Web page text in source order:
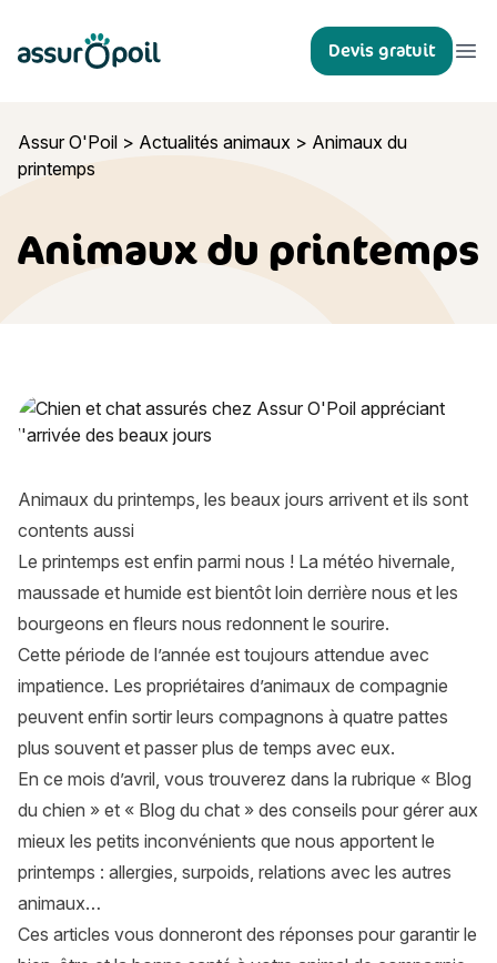
Assur O'Poil Devis gratuit
Assur O'Poil > Actualités animaux > Animaux du
printemps
Animaux du printemps
Animaux du printemps
Animaux du printemps, les beaux jours arrivent et ils sont
contents aussi
Le printemps est enfin parmi nous ! La météo hivernale,
maussade et humide est bientôt loin derrière nous et les
bourgeons en fleurs nous redonnent le sourire.
Cette période de l’année est toujours attendue avec
impatience. Les propriétaires d’animaux de compagnie
peuvent enfin sortir leurs compagnons à quatre pattes
plus souvent et passer plus de temps avec eux.
En ce mois d’avril, vous trouverez dans la rubrique « Blog
du chien » et « Blog du chat » des conseils pour gérer aux
mieux les petits inconvénients que nous apportent le
printemps : allergies, surpoids, relations avec les autres
animaux…
Ces articles vous donneront des réponses pour garantir le